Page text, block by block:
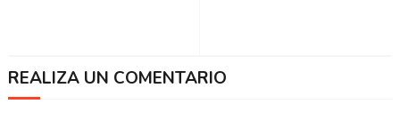
REALIZA UN COMENTARIO